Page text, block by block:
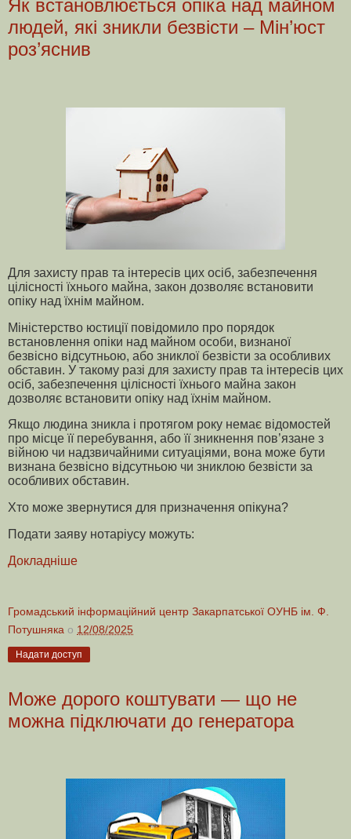
Як встановлюється опіка над майном
людей, які зникли безвісти – Мін’юст
роз’яснив
Для захисту прав та інтересів цих осіб, забезпечення
цілісності їхнього майна, закон дозволяє встановити
опіку над їхнім майном.
Міністерство юстиції повідомило про порядок
встановлення опіки над майном особи, визнаної
безвісно відсутньою, або зниклої безвісти за особливих
обставин. У такому разі для захисту прав та інтересів цих
осіб, забезпечення цілісності їхнього майна закон
дозволяє встановити опіку над їхнім майном.
Якщо людина зникла і протягом року немає відомостей
про місце її перебування, або її зникнення пов’язане з
війною чи надзвичайними ситуаціями, вона може бути
визнана безвісно відсутньою чи зниклою безвісти за
особливих обставин.
Хто може звернутися для призначення опікуна?
Подати заяву нотаріусу можуть:
Докладніше
Громадський інформаційний центр Закарпатської ОУНБ ім. Ф.
Потушняка о 12/08/2025
Надати доступ
Може дорого коштувати — що не
можна підключати до генератора